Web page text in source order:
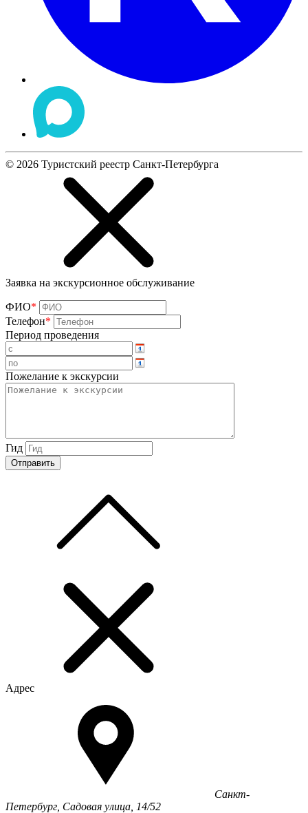
© 2026 Туристский реестр Санкт-Петербурга
Заявка на экскурсионное обслуживание
ФИО*
Телефон*
Период проведения
Пожелание к экскурсии
Гид
Адрес
Санкт-
Петербург, Садовая улица, 14/52